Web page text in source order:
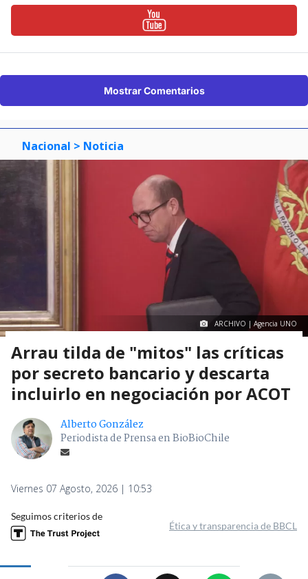
Mostrar Comentarios
Nacional > Noticia
ARCHIVO | Agencia UNO
Arrau tilda de "mitos" las críticas
por secreto bancario y descarta
incluirlo en negociación por ACOT
Alberto González
Periodista de Prensa en BioBioChile
Viernes 07 Agosto, 2026 | 10:53
Seguimos criterios de
Ética y transparencia de BBCL